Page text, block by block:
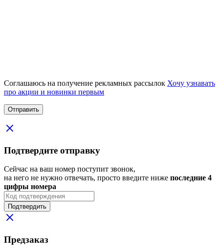
Соглашаюсь на получение рекламных рассылок Хочу узнавать
про акции и новинки первым
Подтвердите отправку
Сейчас на ваш номер поступит звонок,
на него не нужно отвечать, просто введите ниже последние 4
цифры номера
Подтвердить
Предзаказ